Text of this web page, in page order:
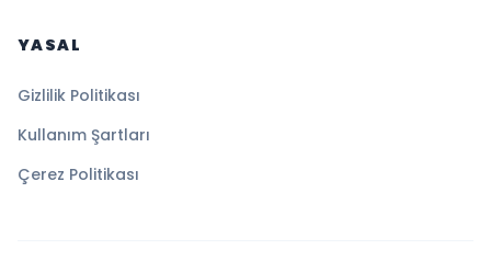
YASAL
Gizlilik Politikası
Kullanım Şartları
Çerez Politikası